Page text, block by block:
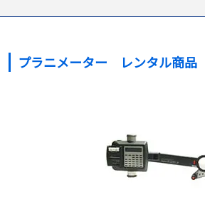
プラニメーター レンタル商品